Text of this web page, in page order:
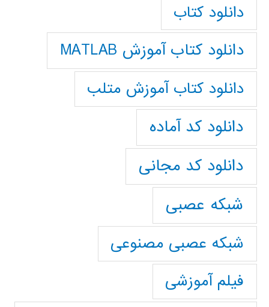
دانلود کتاب
دانلود کتاب آموزش MATLAB
دانلود کتاب آموزش متلب
دانلود کد آماده
دانلود کد مجانی
شبکه عصبی
شبکه عصبی مصنوعی
فیلم آموزشی